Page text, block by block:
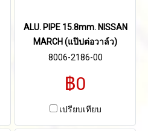
ALU. PIPE 15.8mm. NISSAN
MARCH (แป๊ปต่อวาล์ว)
8006-2186-00
฿0
เปรียบเทียบ